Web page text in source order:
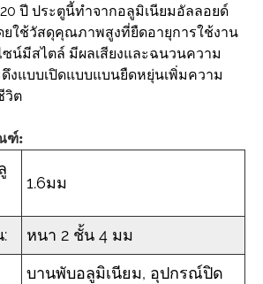
ปี ประตูนี้ทำจากอลูมิเนียมอัลลอยด์
ยใช้วัสดุคุณภาพสูงที่ยืดอายุการใช้งาน
ซน์มีสไตล์ มีผลเสียงและฉนวนความ
งแบบเปิดแบบแบนยืดหยุ่นเพิ่มความ
วิต
ฑ์:
1.6มม
หนา 2 ชั้น 4 มม
บานพับอลูมิเนียม, อุปกรณ์ปิด